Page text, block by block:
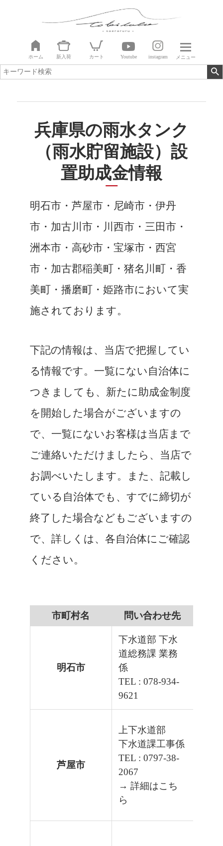
ホーム 新入荷 カート Youtube instagram メニュー
兵庫県の雨水タンク
（雨水貯留施設）設
置助成金情報
明石市・芦屋市・尼崎市・伊丹
市・加古川市・川西市・三田市・
洲本市・高砂市・宝塚市・西宮
市・加古郡稲美町・猪名川町・香
美町・播磨町・姫路市において実
施されております。
下記の情報は、当店で把握してい
る情報です。一覧にない自治体に
つきましても、新たに助成金制度
を開始した場合がございますの
で、一覧にないお客様は当店まで
ご連絡いただけましたら、当店で
お調べいたします。また、記載し
ている自治体でも、すでに締切が
終了した場合などもございますの
で、詳しくは、各自治体にご確認
ください。
市町村名 問い合わせ先
明石市
下水道部 下水
道総務課 業務
係
TEL : 078-934-
9621
芦屋市
上下水道部
下水道課工事係
TEL : 0797-38-
2067
→ 詳細はこち
ら